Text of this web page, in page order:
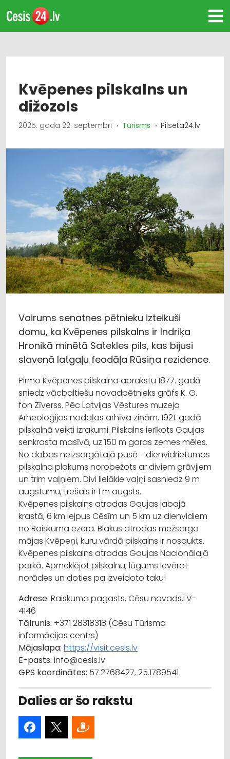
Kvēpenes pilskalns un
dižozols
2025. gada 22. septembrī Tūrisms Pilseta24.lv
Vairums senatnes pētnieku izteikuši
domu, ka Kvēpenes pilskalns ir Indriķa
Hronikā minētā Satekles pils, kas bijusi
slavenā latgaļu feodāļa Rūsiņa rezidence.
Pirmo Kvēpenes pilskalna aprakstu 1877. gadā
sniedz vācbaltiešu novadpētnieks grāfs K. G.
fon Zīverss. Pēc Latvijas Vēstures muzeja
Arheoloģijas nodaļas arhīva ziņām, 1921. gadā
pilskalnā veikti izrakumi. Pilskalns ierīkots Gaujas
senkrasta masīvā, uz 150 m garas zemes mēles.
No dabas neizsargātajā pusē - dienvidrietumos
pilskalna plakums norobežots ar diviem grāvjiem
un trim vaļņiem. Divi lielākie vaļņi sasniedz 9 m
augstumu, trešais ir 1 m augsts.
Kvēpenes pilskalns atrodas Gaujas labajā
krastā, 6 km lejpus Cēsīm un 5 km uz dienvidiem
no Raiskuma ezera. Blakus atrodas mežsarga
mājas Kvēpeņi, kuru vārdā pilskalns ir nosaukts.
Kvēpenes pilskalns atrodas Gaujas Nacionālajā
parkā. Apmeklējot pilskalnu, lūgums ievērot
norādes un doties pa izveidoto taku!
Adrese: Raiskuma pagasts, Cēsu novads,LV-
4146
Tālrunis: +371 28318318 (Cēsu Tūrisma
informācijas centrs)
Mājaslapa: https://visit.cesis.lv
E-pasts: info@cesis.lv
GPS koordinātes: 57.2768427, 25.1789541
Dalies ar šo rakstu